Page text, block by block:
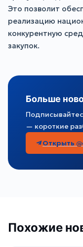
Это позволит
реализацию
конкурентную
закупок.
Больше
— короткие
Открыть
Похожие